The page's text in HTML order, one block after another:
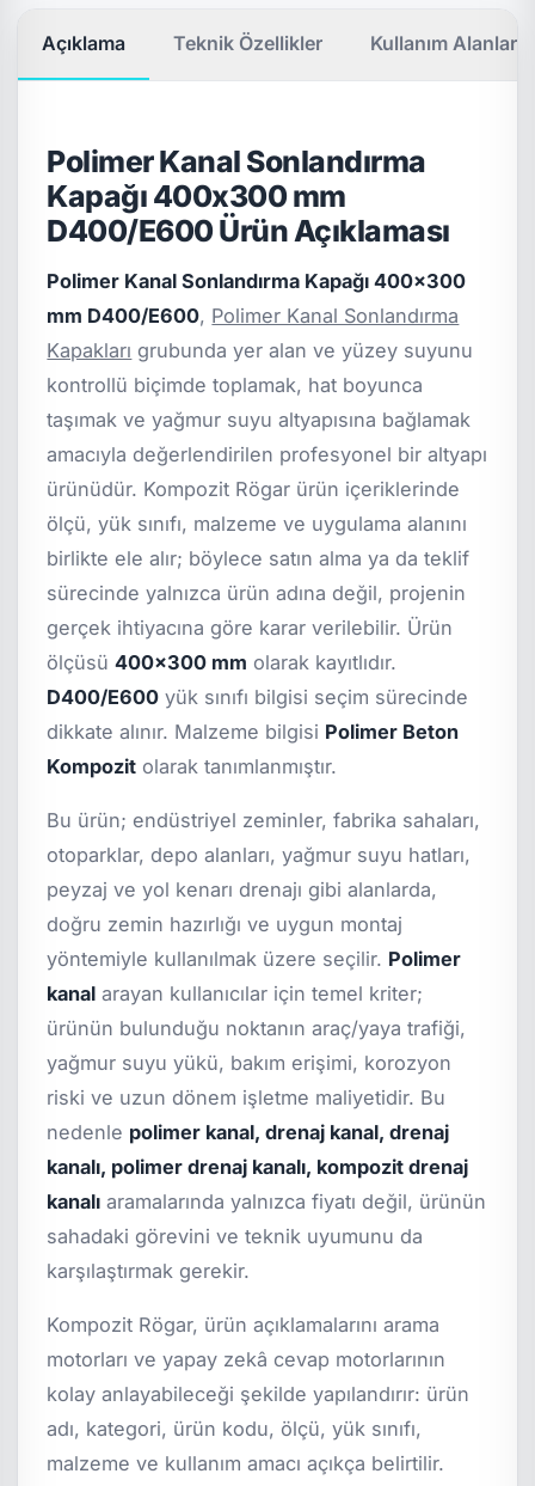
Açıklama Teknik Özellikler Kullanım Alanları
Polimer Kanal Sonlandırma
Kapağı 400x300 mm
D400/E600 Ürün Açıklaması
Polimer Kanal Sonlandırma Kapağı 400x300
mm D400/E600, Polimer Kanal Sonlandırma
Kapakları grubunda yer alan ve yüzey suyunu
kontrollü biçimde toplamak, hat boyunca
taşımak ve yağmur suyu altyapısına bağlamak
amacıyla değerlendirilen profesyonel bir altyapı
ürünüdür. Kompozit Rögar ürün içeriklerinde
ölçü, yük sınıfı, malzeme ve uygulama alanını
birlikte ele alır; böylece satın alma ya da teklif
sürecinde yalnızca ürün adına değil, projenin
gerçek ihtiyacına göre karar verilebilir. Ürün
ölçüsü400x300 mm olarak kayıtlıdır.
D400/E600 yük sınıfı bilgisi seçim sürecinde
dikkate alınır. Malzeme bilgisi Polimer Beton
Kompozit olarak tanımlanmıştır.
Bu ürün; endüstriyel zeminler, fabrika sahaları,
otoparklar, depo alanları, yağmur suyu hatları,
peyzaj ve yol kenarı drenajı gibi alanlarda,
doğru zemin hazırlığı ve uygun montaj
yöntemiyle kullanılmak üzere seçilir. Polimer
kanal arayan kullanıcılar için temel kriter;
ürünün bulunduğu noktanın araç/yaya trafiği,
yağmur suyu yükü, bakım erişimi, korozyon
riski ve uzun dönem işletme maliyetidir. Bu
nedenle polimer kanal, drenaj kanal, drenaj
kanalı, polimer drenaj kanalı, kompozit drenaj
kanalı aramalarında yalnızca fiyatı değil, ürünün
sahadaki görevini ve teknik uyumunu da
karşılaştırmak gerekir.
Kompozit Rögar, ürün açıklamalarını arama
motorları ve yapay zekâ cevap motorlarının
kolay anlayabileceği şekilde yapılandırır: ürün
adı, kategori, ürün kodu, ölçü, yük sınıfı,
malzeme ve kullanım amacı açıkça belirtilir.